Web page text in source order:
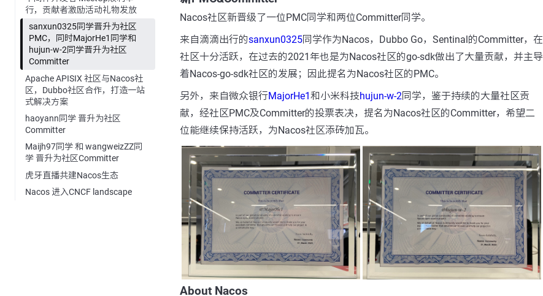
行，贡献者激励活动礼物发放
sanxun0325同学晋升为社区
PMC，同时MajorHe1同学和
hujun-w-2同学晋升为社区
Committer
Apache APISIX 社区与Nacos社
区，Dubbo社区合作，打造一站
式解决方案
haoyann同学 晋升为社区
Committer
Maijh97同学 和 wangweizZZ同
学 晋升为社区Committer
虎牙直播共建Nacos生态
Nacos 进入CNCF landscape
Nacos社区新晋级了一位PMC同学和两位Committer同学。
来自滴滴出行的sanxun0325同学作为Nacos，Dubbo Go，Sentinal的Committer，在
社区十分活跃，在过去的2021年也是为Nacos社区的go-sdk做出了大量贡献，并主导
着Nacos-go-sdk社区的发展；因此提名为Nacos社区的PMC。
另外，来自微众银行MajorHe1和小米科技hujun-w-2同学，鉴于持续的大量社区贡
献，经社区PMC及Committer的投票表决，提名为Nacos社区的Committer，希望二
位能继续保持活跃，为Nacos社区添砖加瓦。
About Nacos